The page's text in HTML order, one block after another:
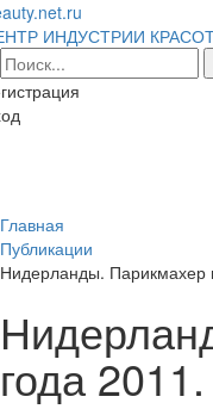
ИНДУСТРИИ
Главная
Публикации
Нидерланды. Парикмахер
года 2011.